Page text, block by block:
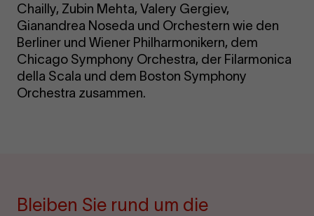
Chailly, Zubin Mehta, Valery Gergiev,
Gianandrea Noseda und Orchestern wie den
Berliner und Wiener Philharmonikern, dem
Chicago Symphony Orchestra, der Filarmonica
della Scala und dem Boston Symphony
Orchestra zusammen.
Bleiben Sie rund um die